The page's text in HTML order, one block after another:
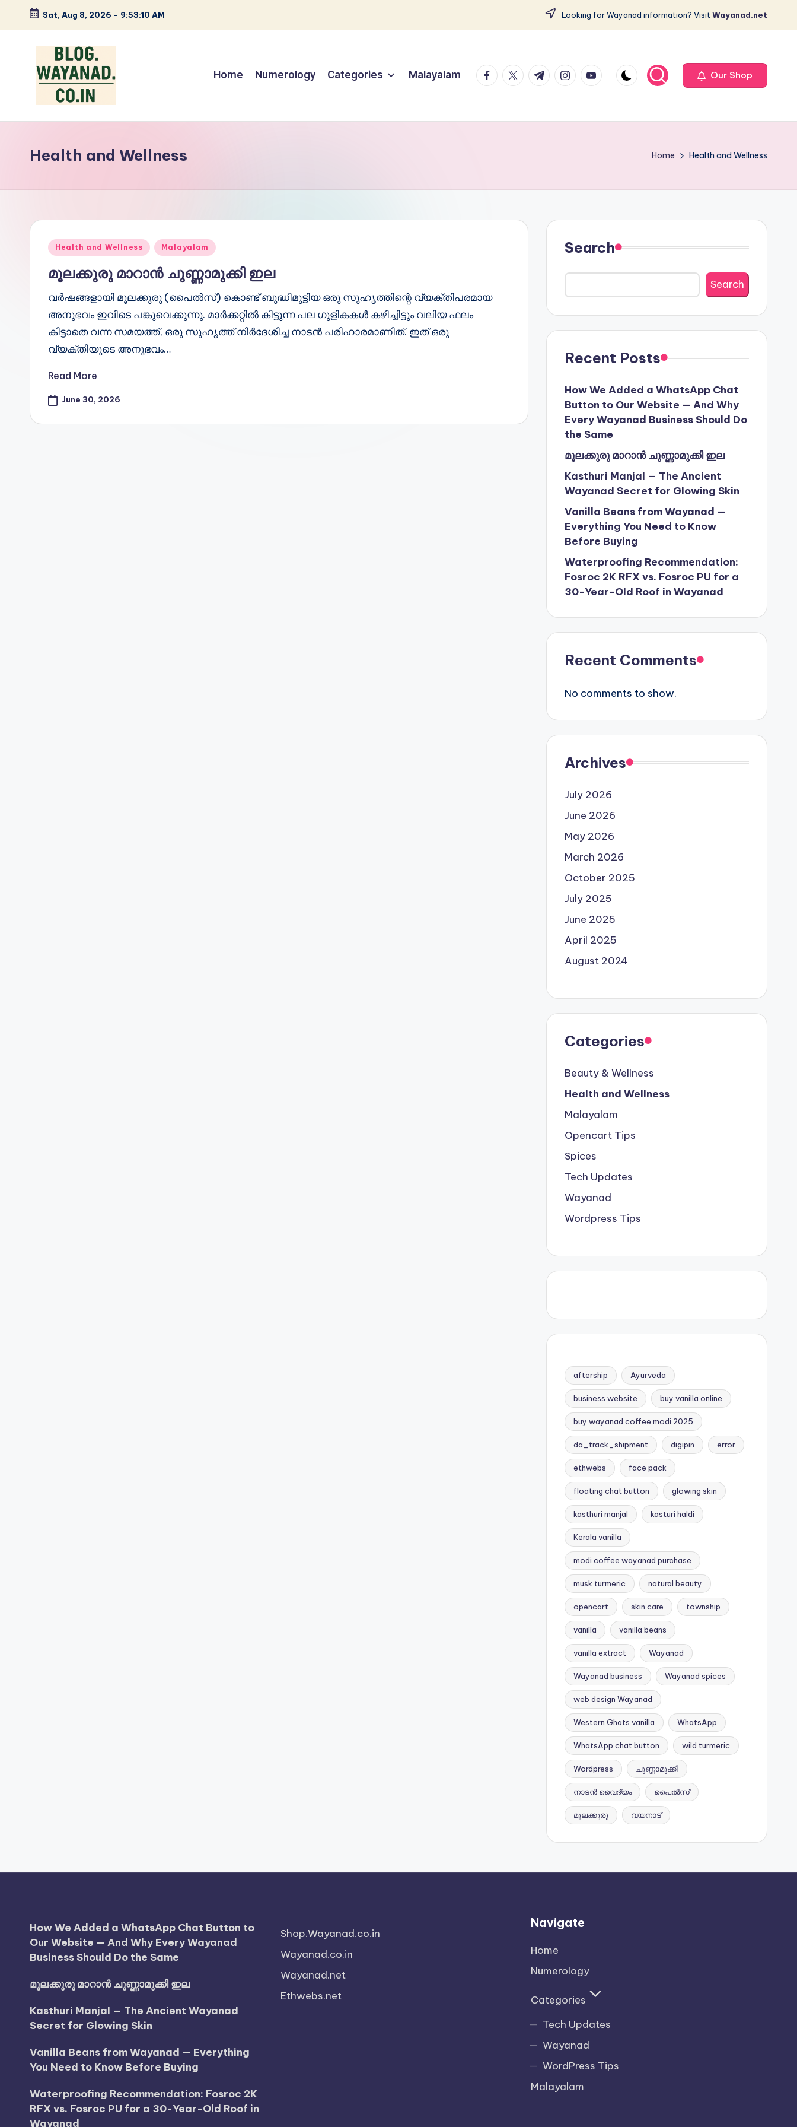
Skip
content
Sat, Aug 8, 2026 - 9:53:11 AM Looking for Wayanad information? Visit Wayanad.net
W
y
a
n
pi
O
u
—
and
local
stories
Home Numerology Categories Malayalam facebook.com
twitter.com
t.me instagram.com
youtube.com Our Shop
Health and Wellness Home Health and Wellness
Posted
Health and Wellness Malayalam
മൂലക്കുരു മാറാൻ ചുണ്ണാമുക്കി ഇല
വർഷങ്ങളായി മൂലക്കുരു (പൈൽസ്) കൊണ്ട് ബുദ്ധിമുട്ടിയ ഒരു സുഹൃത്തിന്റെ വ്യക്തിപരമായ
അനുഭവം ഇവിടെ പങ്കുവെക്കുന്നു. മാർക്കറ്റിൽ കിട്ടുന്ന പല ഗുളികകൾ കഴിച്ചിട്ടും വലിയ ഫലം
കിട്ടാതെ വന്ന സമയത്ത്, ഒരു സുഹൃത്ത് നിർദേശിച്ച നാടൻ പരിഹാരമാണിത്. ഇത് ഒരു
വ്യക്തിയുടെ അനുഭവം…
Read More
June 30, 2026
Search
Search
Recent Posts
How We Added a WhatsApp Chat
Button to Our Website — And Why
Every Wayanad Business Should Do
the Same
മൂലക്കുരു മാറാൻ ചുണ്ണാമുക്കി ഇല
Kasthuri Manjal — The Ancient
Wayanad Secret for Glowing Skin
Vanilla Beans from Wayanad —
Everything You Need to Know
Before Buying
Waterproofing Recommendation:
Fosroc 2K RFX vs. Fosroc PU for a
30-Year-Old Roof in Wayanad
Recent Comments
No comments to show.
Archives
July 2026
June 2026
May 2026
March 2026
October 2025
July 2025
June 2025
April 2025
August 2024
Categories
Beauty & Wellness
Health and Wellness
Malayalam
Opencart Tips
Spices
Tech Updates
Wayanad
Wordpress Tips
aftership Ayurveda
business website buy vanilla online
buy wayanad coffee modi 2025
da_track_shipment digipin error
ethwebs face pack
floating chat button glowing skin
kasthuri manjal kasturi haldi
Kerala vanilla
modi coffee wayanad purchase
musk turmeric natural beauty
opencart skin care township
vanilla vanilla beans
vanilla extract Wayanad
Wayanad business Wayanad spices
web design Wayanad
Western Ghats vanilla WhatsApp
WhatsApp chat button wild turmeric
Wordpress ചുണ്ണാമുക്കി
നാടൻ വൈദ്യം പൈൽസ്
മൂലക്കുരു വയനാട്
How We Added a WhatsApp Chat Button to
Our Website — And Why Every Wayanad
Business Should Do the Same
മൂലക്കുരു മാറാൻ ചുണ്ണാമുക്കി ഇല
Kasthuri Manjal — The Ancient Wayanad
Secret for Glowing Skin
Vanilla Beans from Wayanad — Everything
You Need to Know Before Buying
Waterproofing Recommendation: Fosroc 2K
RFX vs. Fosroc PU for a 30-Year-Old Roof in
Wayanad
Shop.Wayanad.co.in
Wayanad.co.in
Wayanad.net
Ethwebs.net
Navigate
Home
Numerology
Categories
Tech Updates
Wayanad
WordPress Tips
Malayalam